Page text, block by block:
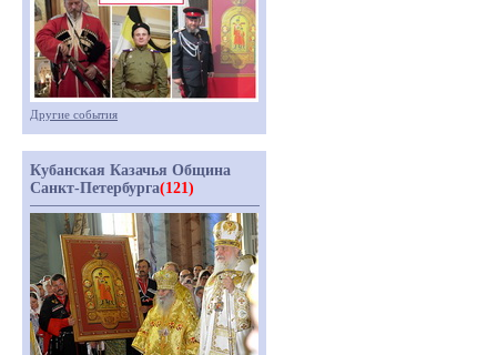
Другие события
Кубанская Казачья Община
Санкт-Петербурга(121)